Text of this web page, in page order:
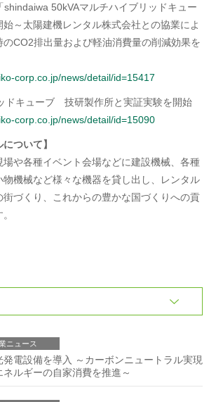
shindaiwa 50kVAマルチハイブリッドキュー
～太陽建機レンタル株式会社との協業によ
のCO2排出量および軽油消費量の削減効果を
corp.co.jp/news/detail/id=15417
ドキューブ 技研製作所と実証実験を開始
corp.co.jp/news/detail/id=15090
ついて】
や各種イベント会場などに建設機械、各種
物機械など様々な機器を貸し出し、レンタル
街づくり、これからの豊かな国づくりへの貢
ニュース
電設備を導入 ～カーボンニュートラル実現
ルギーの自家消費を推進～